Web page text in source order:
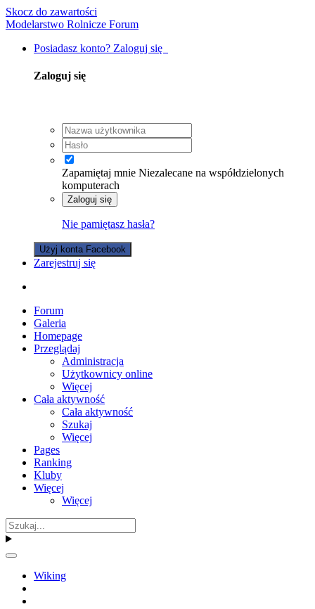
Skocz do zawartości
Modelarstwo Rolnicze Forum
Posiadasz konto? Zaloguj się
Zaloguj się
Zapamiętaj mnie Niezalecane na współdzielonych
komputerach
Zaloguj się
Nie pamiętasz hasła?
Użyj konta Facebook
Zarejestruj się
Forum
Galeria
Homepage
Przeglądaj
Administracja
Użytkownicy online
Więcej
Cała aktywność
Cała aktywność
Szukaj
Więcej
Pages
Ranking
Kluby
Więcej
Więcej
Wiking